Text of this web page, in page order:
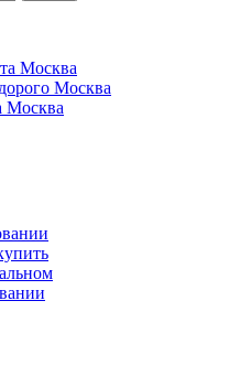
Москва
Москва
Москва